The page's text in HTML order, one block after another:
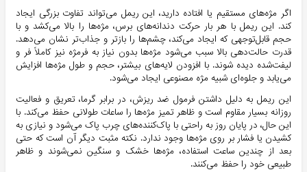
اگر مژه‌های مستقیم یا افتاده دارید، این ریمل می‌تواند تفاوت بزرگی ایجاد
کند. این ریمل با هر بار حرکت دندانه‌های برس، مژه‌ها را بالا می‌کشد و با
حجم قابل‌توجهی که ایجاد می‌کند، چشم‌ها را بازتر و جذاب‌تر نشان می‌دهد.
قدرت حالت‌دهی بالا سبب می‌شود مژه‌ها بدون نیاز به فرمژه نیز کاملاً فر و
لیفت‌شده دیده شوند. با افزودن لایه‌های بیشتر، حجم و طول مژه‌ها افزایش
می‌یابد و جلوه‌ای شبیه مژه مصنوعی ایجاد می‌شود.
این ریمل به دلیل داشتن فرمول ضد ریزش، در برابر گرما، تعریق و فعالیت
روزانه بسیار مقاوم است و ظاهر تمیز مژه‌ها را ساعات طولانی حفظ می‌کند. با
این حال، در پایان روز به راحتی با پاک‌کننده‌های چرب پاک می‌شود و نیازی به
کشیدن یا فشار بر روی مژه‌ها وجود ندارد. نکته مثبت دیگر آن است که حتی
بعد از چندین ساعت استفاده، مژه‌ها خشک و سنگین نمی‌شوند و ظاهر
طبیعی خود را حفظ می‌کنند.